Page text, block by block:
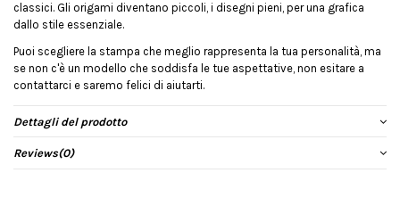
classici. Gli origami diventano piccoli, i disegni pieni, per una grafica
dallo stile essenziale.
Puoi scegliere la stampa che meglio rappresenta la tua personalità, ma
se non c'è un modello che soddisfa le tue aspettative, non esitare a
contattarci e saremo felici di aiutarti.
Dettagli del prodotto
Reviews(0)